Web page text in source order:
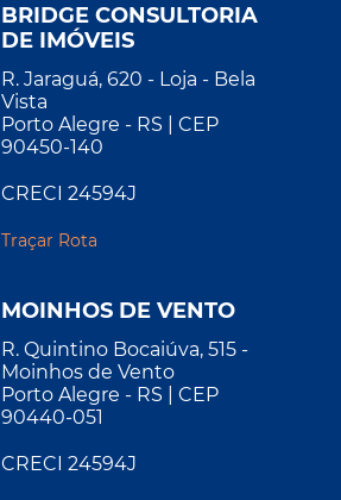
BRIDGE CONSULTORIA
DE IMÓVEIS
R. Jaraguá, 620 - Loja - Bela
Vista
Porto Alegre - RS | CEP
90450-140
CRECI 24594J
Traçar Rota
MOINHOS DE VENTO
R. Quintino Bocaiúva, 515 -
Moinhos de Vento
Porto Alegre - RS | CEP
90440-051
CRECI 24594J